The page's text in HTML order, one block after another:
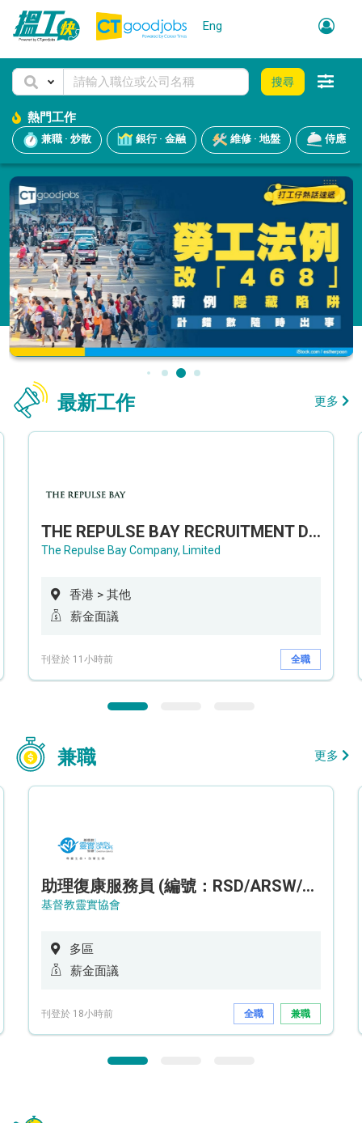
Eng
搜尋
熱門工作
兼職 · 炒散 銀行 · 金融 維修 · 地盤 侍應
最新工作 更多
THE REPULSE BAY RECRUITMENT DAY 淺水灣影灣園人才招聘會
The Repulse Bay Company, Limited
香港 > 其他
薪金面議
刊登於 11小時前 全職
兼職 更多
助理復康服務員 (編號：RSD/ARSW/CTE)
基督教靈實協會
多區
薪金面議
刊登於 18小時前 全職 兼職